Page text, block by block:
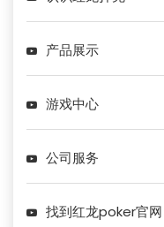
产品展示
游戏中心
公司服务
找到红龙poker官网